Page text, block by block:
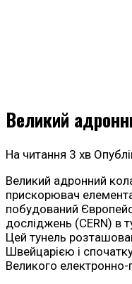
Великий
На читання 3 хв
Великий адронний
прискорювач
побудований
досліджень (CERN) в
Цей тунель
Швейцарією і
Великого